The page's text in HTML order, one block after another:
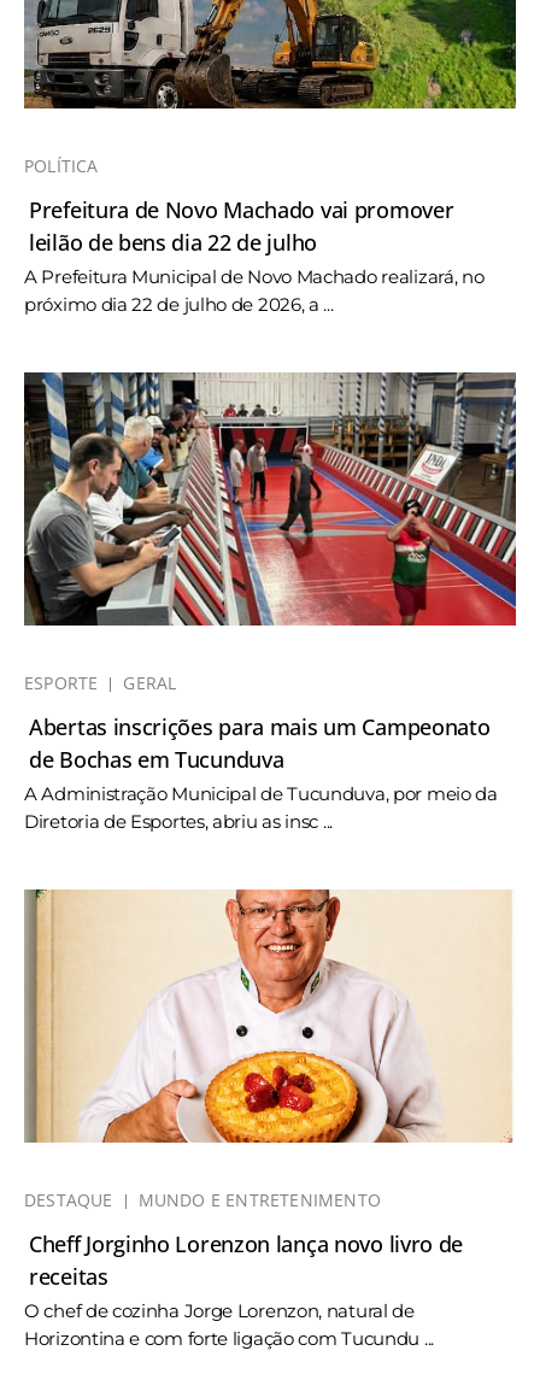
POLÍTICA
Prefeitura de Novo Machado vai promover
leilão de bens dia 22 de julho
A Prefeitura Municipal de Novo Machado realizará, no
próximo dia 22 de julho de 2026, a ...
ESPORTE GERAL
Abertas inscrições para mais um Campeonato
de Bochas em Tucunduva
A Administração Municipal de Tucunduva, por meio da
Diretoria de Esportes, abriu as insc ...
DESTAQUE MUNDO E ENTRETENIMENTO
Cheff Jorginho Lorenzon lança novo livro de
receitas
O chef de cozinha Jorge Lorenzon, natural de
Horizontina e com forte ligação com Tucundu ...